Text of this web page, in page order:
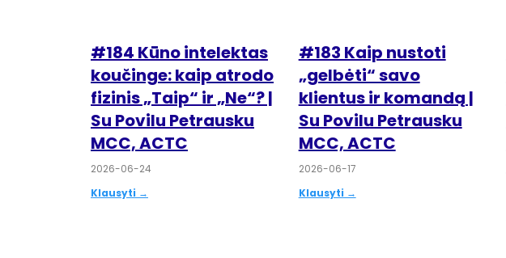
#184 Kūno intelektas
koučinge: kaip atrodo
fizinis „Taip“ ir „Ne“? |
Su Povilu Petrausku
MCC, ACTC
2026-06-24
Klausyti →
#183 Kaip nustoti
„gelbėti“ savo
klientus ir komandą |
Su Povilu Petrausku
MCC, ACTC
2026-06-17
Klausyti →